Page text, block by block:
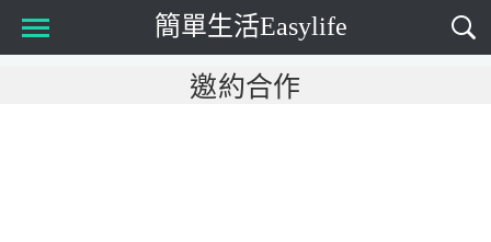
簡單生活Easylife
邀約合作